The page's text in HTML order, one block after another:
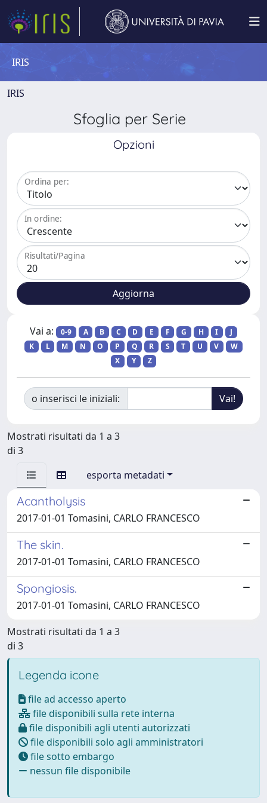
IRIS
IRIS
Sfoglia per Serie
Opzioni
Ordina per:
In ordine:
Risultati/Pagina
Vai a: 0-9 A B C D E F G H I
J
K
L M N O P Q R S T U V
W
X
Y Z
o inserisci le iniziali:
Mostrati risultati da 1 a 3
di 3
esporta metadati
Acantholysis
2017-01-01 Tomasini, CARLO FRANCESCO
The skin.
2017-01-01 Tomasini, CARLO FRANCESCO
Spongiosis.
2017-01-01 Tomasini, CARLO FRANCESCO
Mostrati risultati da 1 a 3
di 3
Legenda icone
file ad accesso aperto
file disponibili sulla rete interna
file disponibili agli utenti autorizzati
file disponibili solo agli amministratori
file sotto embargo
nessun file disponibile